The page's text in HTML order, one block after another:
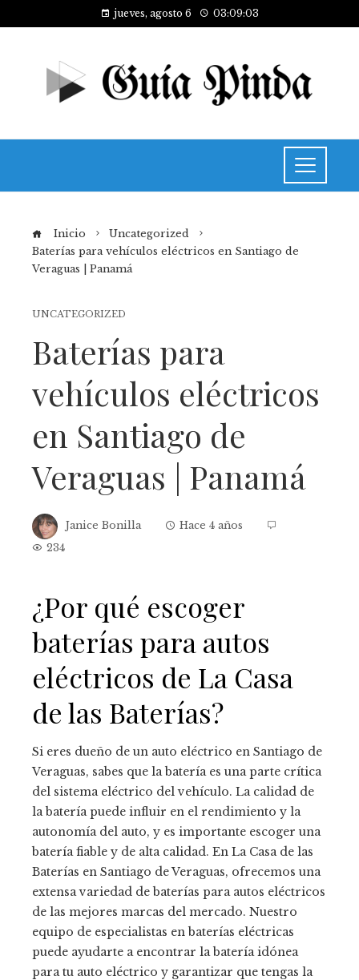
jueves, agosto 6 03:09:04
Inicio
Uncategorized
Baterías para vehículos eléctricos en Santiago de
Veraguas | Panamá
UNCATEGORIZED
Baterías para
vehículos eléctricos
en Santiago de
Veraguas | Panamá
Janice Bonilla
Hace 4 años
234
¿Por qué escoger
baterías para autos
eléctricos de La Casa
de las Baterías?
Si eres dueño de un auto eléctrico en Santiago de
Veraguas, sabes que la batería es una parte crítica
del sistema eléctrico del vehículo. La calidad de
la batería puede influir en el rendimiento y la
autonomía del auto, y es importante escoger una
batería fiable y de alta calidad. En La Casa de las
Baterías en Santiago de Veraguas, ofrecemos una
extensa variedad de baterías para autos eléctricos
de las mejores marcas del mercado. Nuestro
equipo de especialistas en baterías eléctricas
puede ayudarte a encontrar la batería idónea
para tu auto eléctrico y garantizar que tengas la